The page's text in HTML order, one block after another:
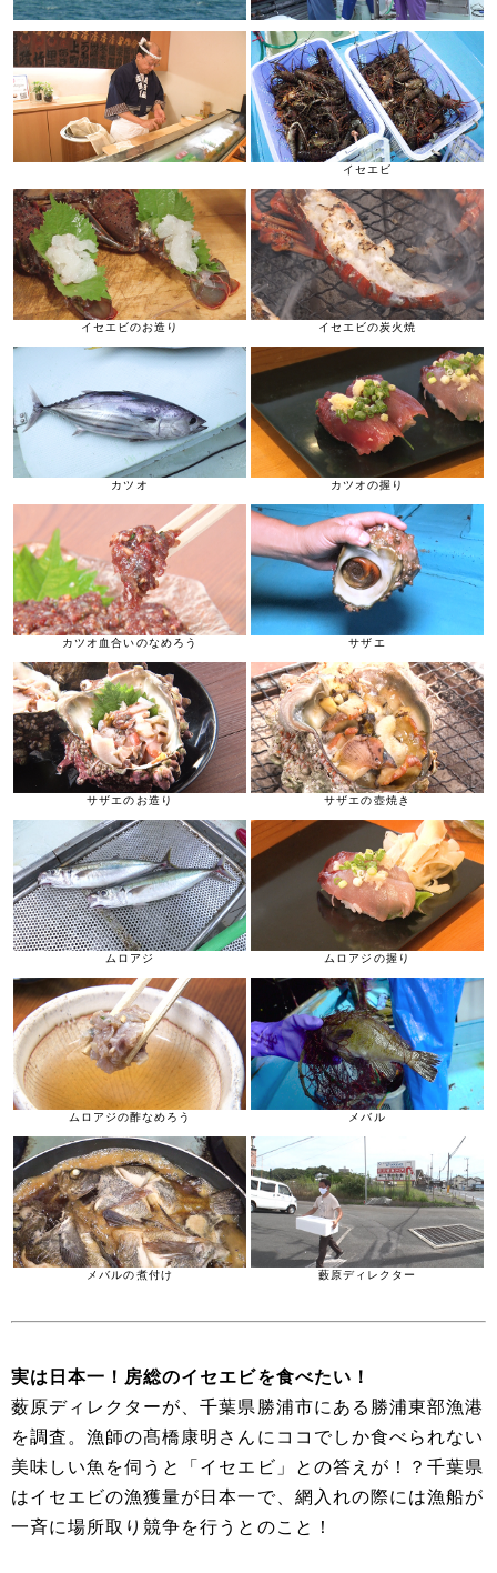
イセエビ
イセエビのお造り イセエビの炭火焼
カツオ カツオの握り
カツオ血合いのなめろう サザエ
サザエのお造り サザエの壺焼き
ムロアジ ムロアジの握り
ムロアジの酢なめろう メバル
メバルの煮付け 藪原ディレクター
実は日本一！房総のイセエビを食べたい！
薮原ディレクターが、千葉県勝浦市にある勝浦東部漁港
を調査。漁師の髙橋康明さんにココでしか食べられない
美味しい魚を伺うと「イセエビ」との答えが！？千葉県
はイセエビの漁獲量が日本一で、網入れの際には漁船が
一斉に場所取り競争を行うとのこと！